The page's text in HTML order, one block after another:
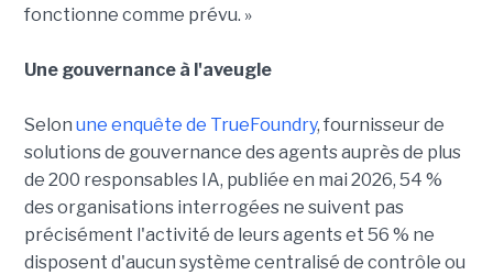
fonctionne comme prévu. »
Une gouvernance à l'aveugle
Selon une enquête de TrueFoundry, fournisseur de
solutions de gouvernance des agents auprès de plus
de 200 responsables IA, publiée en mai 2026, 54 %
des organisations interrogées ne suivent pas
précisément l'activité de leurs agents et 56 % ne
disposent d'aucun système centralisé de contrôle ou